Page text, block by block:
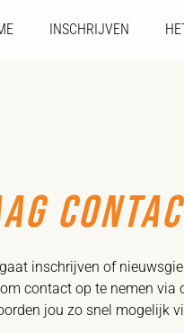
INSCHRIJVEN
inschrijven of
contact op te nemen via
jou zo snel mogelijk